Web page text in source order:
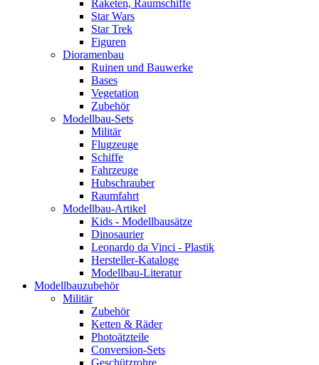
Raketen, Raumschiffe
Star Wars
Star Trek
Figuren
Dioramenbau
Ruinen und Bauwerke
Bases
Vegetation
Zubehör
Modellbau-Sets
Militär
Flugzeuge
Schiffe
Fahrzeuge
Hubschrauber
Raumfahrt
Modellbau-Artikel
Kids - Modellbausätze
Dinosaurier
Leonardo da Vinci - Plastik
Hersteller-Kataloge
Modellbau-Literatur
Modellbauzubehör
Militär
Zubehör
Ketten & Räder
Photoätzteile
Conversion-Sets
Geschützrohre